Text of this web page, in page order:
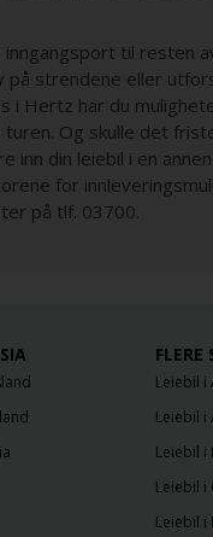
til resten
strendene eller
i Hertz har du
Og skulle det
inn din leiebil i en
for
på tlf. 03700.
FLERE
Leiebil i
Leiebil i
Leiebil i
Leiebil i
Leiebil i